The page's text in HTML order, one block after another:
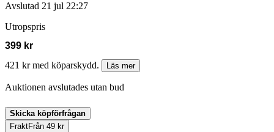
Avslutad 21 jul 22:27
Utropspris
399 kr
421 kr med köparskydd.
Läs mer
Auktionen avslutades utan bud
Skicka köpförfrågan
FraktFrån 49 kr